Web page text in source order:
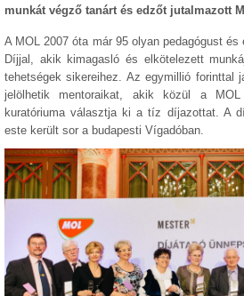
munkát végző tanárt és edzőt jutalmazott
A MOL 2007 óta már 95 olyan pedagógust
Díjjal, akik kimagasló és elkötelezett
tehetségek sikereihez. Az egymillió forinttal
jelölhetik mentoraikat, akik közül a
kuratóriuma választja ki a tíz díjazottat. A
este került sor a budapesti Vígadóban.